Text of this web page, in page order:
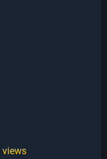
views